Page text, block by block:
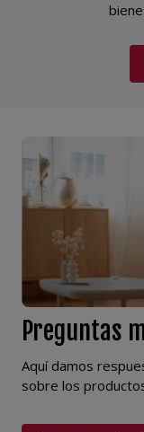
Preguntas
Aquí damos
sobre los